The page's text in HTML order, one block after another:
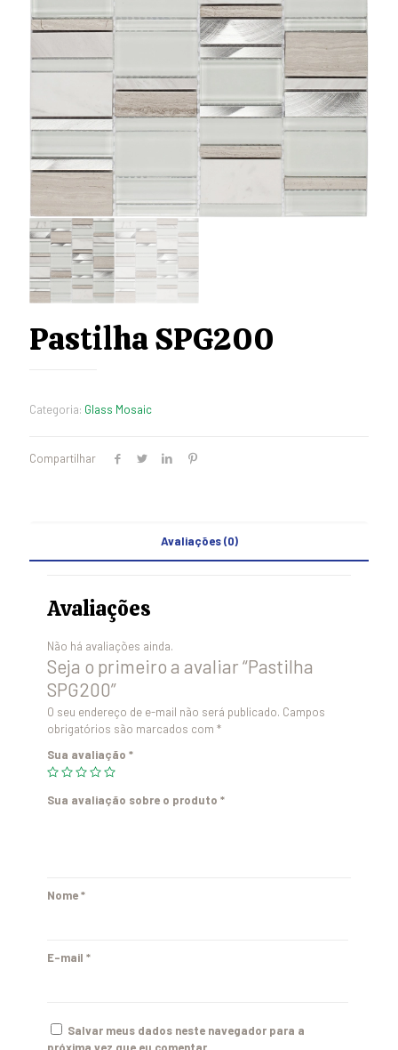
Pastilha SPG200
Categoria: Glass Mosaic
Compartilhar
Avaliações (0)
Avaliações
Não há avaliações ainda.
Seja o primeiro a avaliar “Pastilha
SPG200”
O seu endereço de e-mail não será publicado. Campos
obrigatórios são marcados com *
Sua avaliação *
Sua avaliação sobre o produto *
Nome*
E-mail *
Salvar meus dados neste navegador para a
próxima vez que eu comentar.